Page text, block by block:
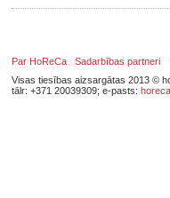
Par HoReCa
Sadarbības partneri
Visas tiesības aizsargātas 2013 ©
tālr: +371 20039309; e-pasts: